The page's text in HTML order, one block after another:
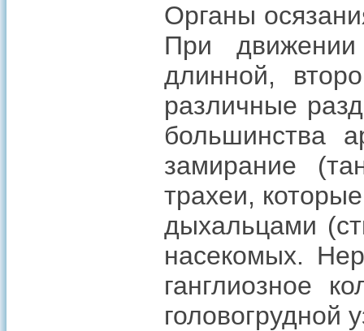
Органы
При
длинной,
различные
большинства
замирание
трахеи,
дыхальцами
насекомых.
ганглиозное
головогрудной